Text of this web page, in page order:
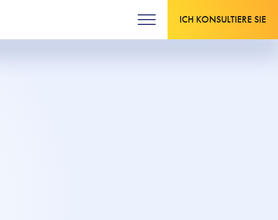
ICH KONSULTIERE SIE